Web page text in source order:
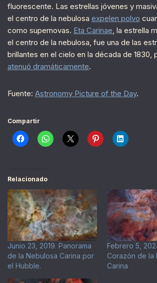
fluorescente. Las estrellas jóvenes y
el centro de la nebulosa expelen polvo
como supernovas. Eta Carinae, la estrella
el centro de la nebulosa, fue una de las
brillantes en el cielo en la década de 1830,
atenuó dramáticamente.
Fuente: Astronomy Picture of the Day.
Compartir
Relacionado
Junio 23, 2019. Panorama
de la Nebulosa Carina por
el Hubble.
Febrero 5,
Corazón de la
Carina